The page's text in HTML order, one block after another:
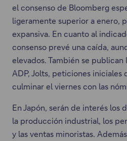
el consenso de Bloomberg
ligeramente superior a enero,
expansiva. En cuanto al
consenso prevé una caída,
elevados. También se
ADP, Jolts, peticiones iniciales
culminar el viernes con las
En Japón, serán de interés los
la producción industrial, los
y las ventas minoristas.